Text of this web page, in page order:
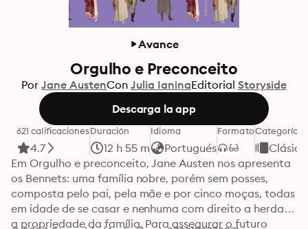
Avance
Orgulho e Preconceito
Por Jane AustenCon Julia IaninaEditorial Storyside
Descarga la app
621 calificaciones
4.7
Duración
12 h 55 m
Idioma
Portugués
FormatoCategoría
Em Orgulho e preconceito, Jane Austen nos apresenta
os Bennets: uma família nobre, porém sem posses,
composta pelo pai, pela mãe e por cinco moças, todas
em idade de se casar e nenhuma com direito a herdar
a propriedade da família. Para assegurar o futuro